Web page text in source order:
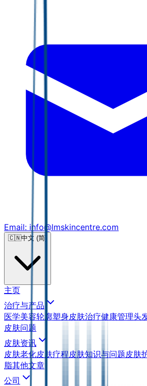
Email: info@lmskincentre.com
🇨🇳中文 (简)
主页
治疗与产品
医学美容轮廓塑身皮肤治疗健康管理头
皮肤问题
皮肤资讯
皮肤老化皮肤疗程皮肤知识与问题皮肤
脂其他文章
公司